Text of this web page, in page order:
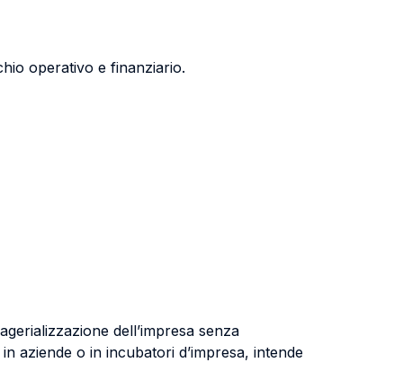
operativo e finanziario.
dell’impresa senza
aziende o in incubatori d’impresa, intende